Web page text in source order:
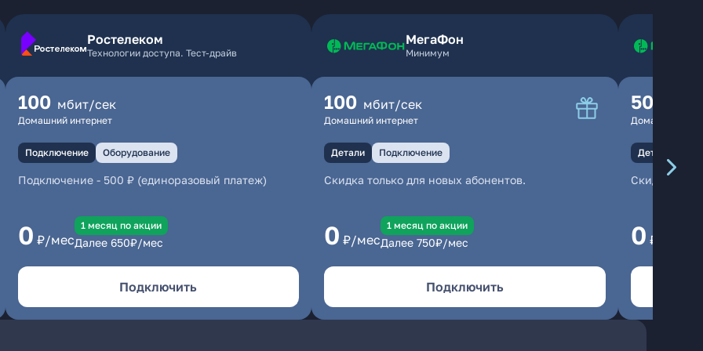
Ростелеком
Технологии доступа. Тест-драйв
100 мбит/сек
Домашний интернет
Подключение Оборудование
Подключение- 500 ₽ (единоразовый платеж)
0 ₽/мес
1 месяц по акции
Далее 650₽/мес
Подключить
МегаФон
Минимум
100 мбит/сек
Домашний интернет
Детали Подключение
Скидка только для новых абонентов.
0 ₽/мес
1 месяц по акции
Далее 750₽/мес
Подключить
500
Домашний
Детали
Скидка
0 ₽/мес